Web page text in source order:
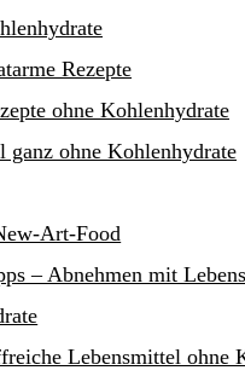
Rezepte
ohne Kohlenhydrate
ganz ohne Kohlenhydrate
Art-Food
– Abnehmen mit
Lebensmittel ohne